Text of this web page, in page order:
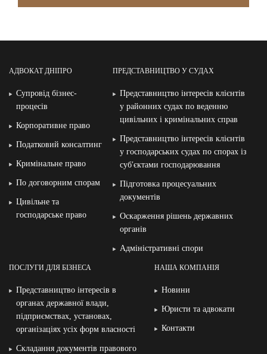
АДВОКАТ ДНІПРО
Супровід бізнес-
процесів
Корпоративне право
Податковий консалтинг
Кримінальне право
По договорним спорам
Цивільне та
господарське право
ПРЕДСТАВНИЦТВО У СУДАХ
Представництво інтересів клієнтів
у районних судах по веденню
цивільних і кримінальних справ
Представництво інтересів клієнтів
у господарських судах по спорах із
суб′єктами господарювання
Підготовка процесуальних
документів
Оскарження рішень державних
органів
Адміністративні спори
ПОСЛУГИ ДЛЯ БІЗНЕСА
Представництво інтересів в
органах державної влади,
підприємствах, установах,
організаціях усіх форм власності
Складання документів правового
НАША КОМПАНІЯ
Новини
Юристи та адвокати
Контакти